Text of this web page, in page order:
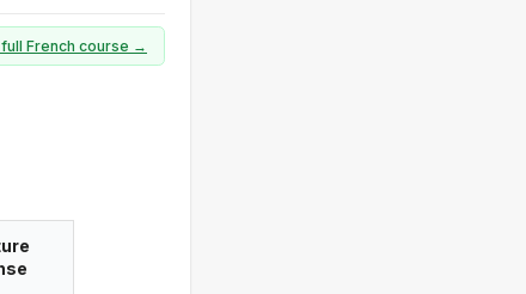
full French course →